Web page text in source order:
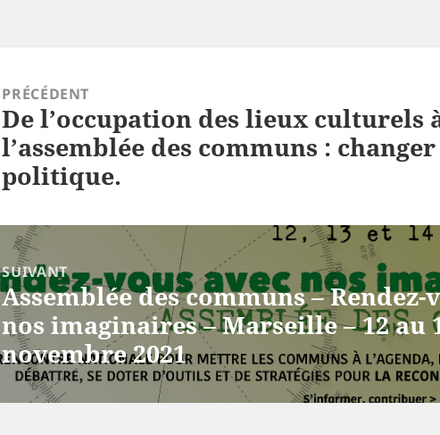
PRÉCÉDENT
Article
précédent :
De l’occupation des lieux culturels
l’assemblée des communs :
politique.
SUIVANT
Article
suivant :
Assemblée des communs – Rendez-
nos imaginaires – Marseille – 12 au
novembre 2021